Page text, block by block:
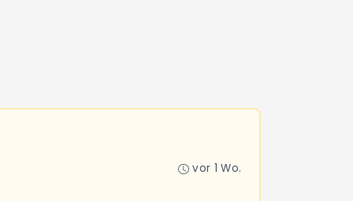
vor 1 Wo.